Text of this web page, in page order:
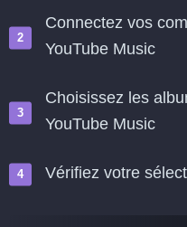
Connectez vos
YouTube Music
Choisissez les
YouTube Music
Vérifiez votre